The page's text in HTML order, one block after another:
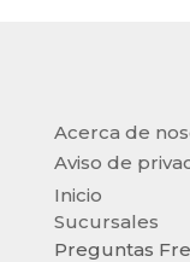
Acerca de
Aviso de
Inicio
Sucursales
Preguntas